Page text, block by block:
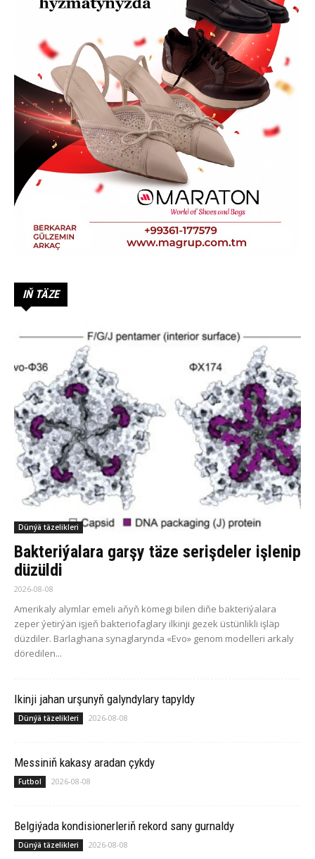
IŇ TÄZE
Dünýä täzelikleri
Bakteriýalara garşy täze serişdeler işlenip
düzüldi
2026-08-08
Amerikaly alymlar emeli aňyň kömegi bilen diňe bakteriýalara
zeper ýetirýän işjeň bakteriofaglary ilkinji gezek üstünlikli işläp
düzdiler. Barlaghana synaglarynda «Evo» genom modelleri arkaly
döredilen...
Ikinji jahan urşunyň galyndylary tapyldy
Dünýä täzelikleri 2026-08-08
Messiniň kakasy aradan çykdy
Futbol 2026-08-08
Belgiýada kondisionerleriň rekord sany gurnaldy
Dünýä täzelikleri 2026-08-08